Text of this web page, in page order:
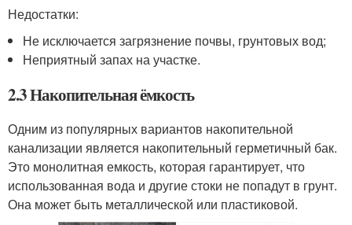
Недостатки:
Не исключается загрязнение почвы, грунтовых вод;
Неприятный запах на участке.
2.3 Накопительная ёмкость
Одним из популярных вариантов накопительной
канализации является накопительный герметичный бак.
Это монолитная емкость, которая гарантирует, что
использованная вода и другие стоки не попадут в грунт.
Она может быть металлической или пластиковой.